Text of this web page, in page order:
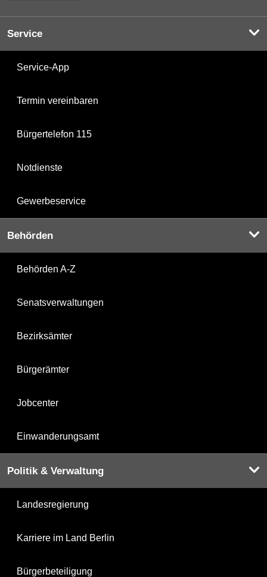
Service
Service-App
Termin vereinbaren
Bürgertelefon 115
Notdienste
Gewerbeservice
Behörden
Behörden A-Z
Senatsverwaltungen
Bezirksämter
Bürgerämter
Jobcenter
Einwanderungsamt
Politik & Verwaltung
Landesregierung
Karriere im Land Berlin
Bürgerbeteiligung